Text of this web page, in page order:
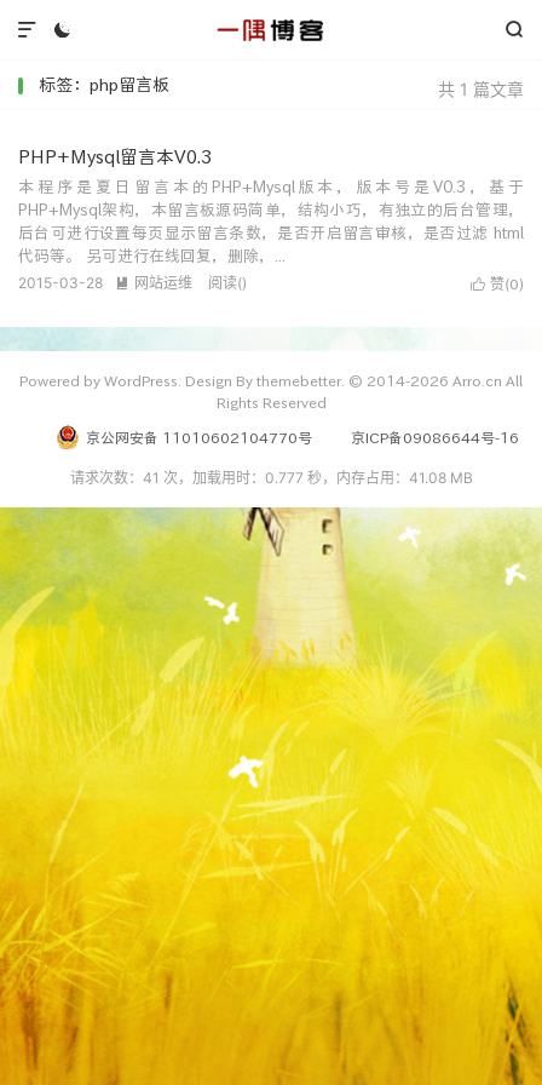
 

共 1 篇文章
标签：php留言板
PHP+Mysql留言本V0.3
本程序是夏日留言本的PHP+Mysql版本，版本号是V0.3，基于
PHP+Mysql架构，本留言板源码简单，结构小巧，有独立的后台管理，
后台可进行设置每页显示留言条数，是否开启留言审核，是否过滤 html
代码等。 另可进行在线回复，删除，...
 赞(0)
2015-03-28  网站运维 阅读()
Powered by WordPress. Design By themebetter. © 2014-2026 Arro.cn All
Rights Reserved
京公网安备 11010602104770号 京ICP备09086644号-16
请求次数：41 次，加载用时：0.777 秒，内存占用：41.08 MB